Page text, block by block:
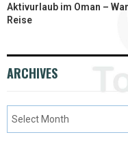
Aktivurlaub im Oman –
Reise
ARCHIVES